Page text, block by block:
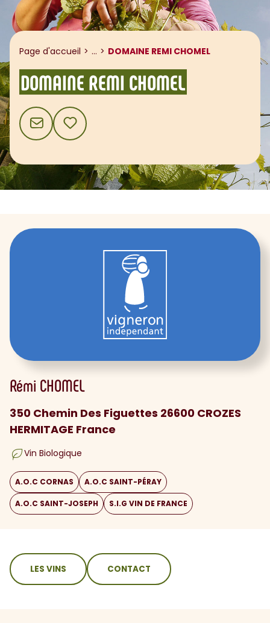
Page d'accueil ... Afficher le fil d'ariane
DOMAINE REMI CHOMEL
DOMAINE REMI CHOMEL
CONTACTAJOUTER AUX FAVORIS
Rémi CHOMEL
350 Chemin Des Figuettes 26600 CROZES
HERMITAGE France
Vin Biologique
A.O.C CORNAS A.O.C SAINT-PÉRAY
A.O.C SAINT-JOSEPH S.I.G VIN DE FRANCE
sommaire
LES VINS CONTACT